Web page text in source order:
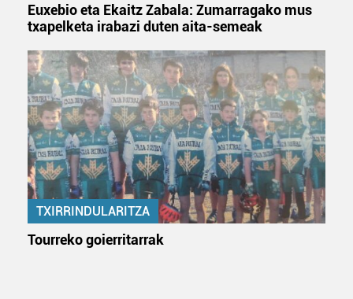
Euxebio eta Ekaitz Zabala: Zumarragako mus
txapelketa irabazi duten aita-semeak
TXIRRINDULARITZA
Tourreko goierritarrak